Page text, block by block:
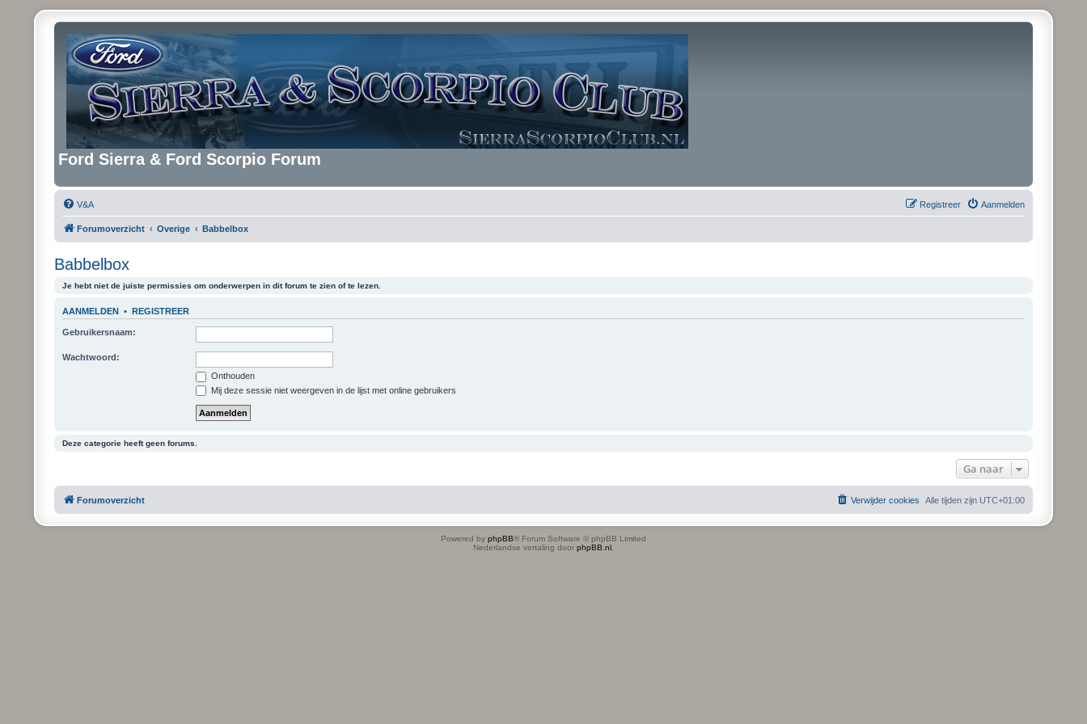
Ford Sierra & Ford Scorpio Forum
V&A Aanmelden
Registreer
Forumoverzicht Overige Babbelbox
Babbelbox
Je hebt niet de juiste permissies om onderwerpen in dit forum te zien of te lezen.
AANMELDEN •REGISTREER
Gebruikersnaam:
Wachtwoord:
Onthouden
Mij deze sessie niet weergeven in de lijst met online gebruikers
Deze categorie heeft geen forums.
Ga naar
Forumoverzicht Alle tijden zijn UTC+01:00
Verwijder cookies
Powered by phpBB® Forum Software © phpBB Limited
Nederlandse vertaling door phpBB.nl.